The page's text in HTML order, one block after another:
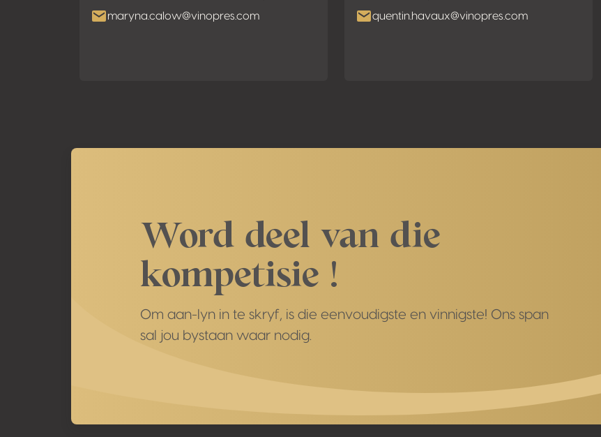
maryna.calow@vinopres.com
quentin.havaux@vinopres.com
Word deel van die
kompetisie !
Om aan-lyn in te skryf, is die eenvoudigste en vinnigste! Ons span
sal jou bystaan waar nodig.